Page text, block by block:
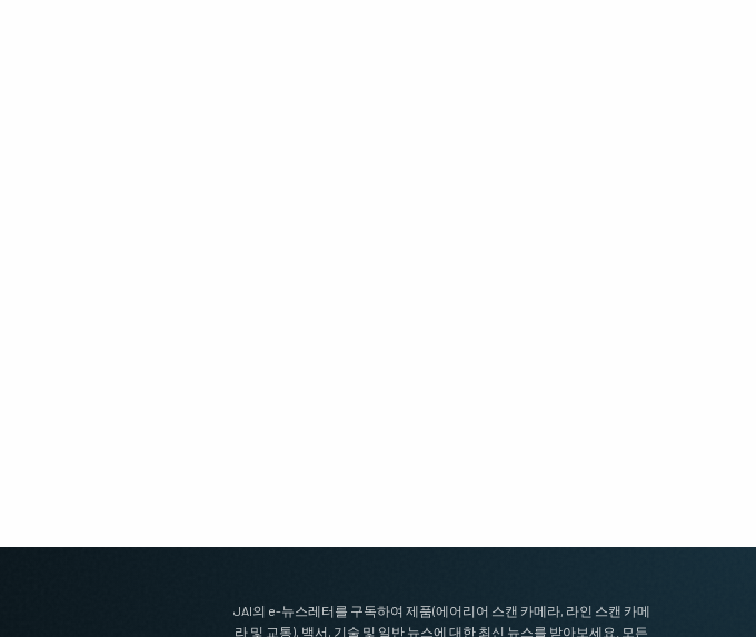
JAI의 e-뉴스레터를 구독하여 제품(에어리어 스캔 카메라, 라인 스캔 카메
라 및 교통), 백서, 기술 및 일반 뉴스에 대한 최신 뉴스를 받아보세요. 모든